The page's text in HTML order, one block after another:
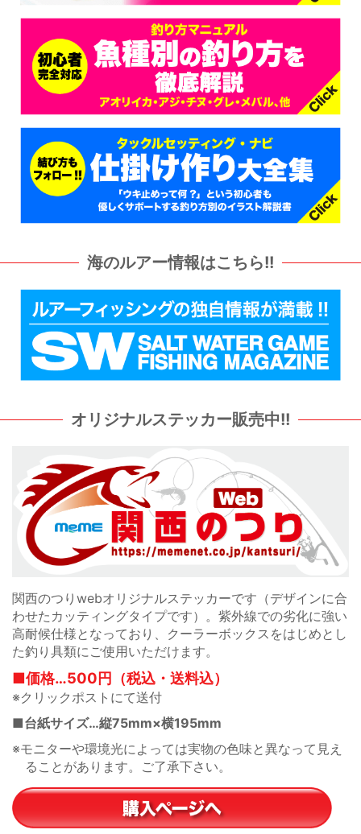
海のルアー情報はこちら!!
オリジナルステッカー販売中!!
関西のつりwebオリジナルステッカーです（デザインに合
わせたカッティングタイプです）。紫外線での劣化に強い
高耐候仕様となっており、クーラーボックスをはじめとし
た釣り具類にご使用いただけます。
■価格…500円（税込・送料込）
※クリックポストにて送付
■台紙サイズ…縦75mm×横195mm
※モニターや環境光によっては実物の色味と異なって見え
ることがあります。ご了承下さい。